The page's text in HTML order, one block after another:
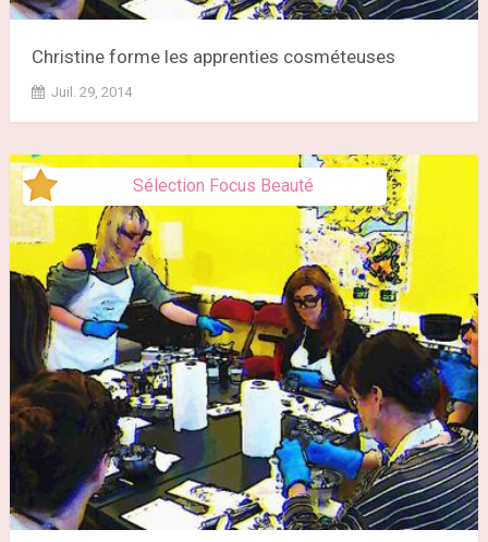
Christine forme les apprenties cosméteuses
Juil. 29, 2014
Sélection Focus Beauté